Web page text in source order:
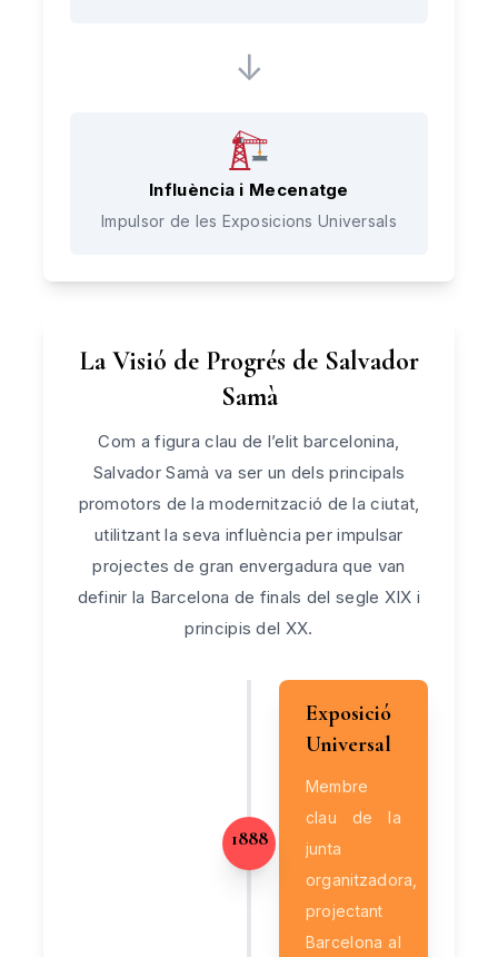
↓
Influència i Mecenatge
Impulsor de les Exposicions Universals
La Visió de Progrés de Salvador
Samà
Com a figura clau de l’elit barcelonina,
Salvador Samà va ser un dels principals
promotors de la modernització de la ciutat,
utilitzant la seva influència per impulsar
projectes de gran envergadura que van
definir la Barcelona de finals del segle XIX i
principis del XX.
1888
Exposició
Universal
Membre
clau de la
junta
organitzadora,
projectant
Barcelona al